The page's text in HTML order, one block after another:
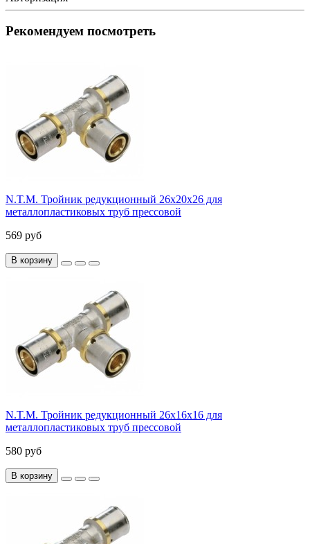
Рекомендуем посмотреть
N.T.M. Тройник редукционный 26x20x26 для
металлопластиковых труб прессовой
569 руб
В корзину
N.T.M. Тройник редукционный 26x16x16 для
металлопластиковых труб прессовой
580 руб
В корзину